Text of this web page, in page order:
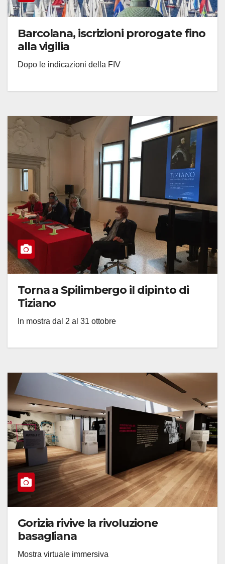
Barcolana, iscrizioni prorogate fino
alla vigilia
Dopo le indicazioni della FIV
Torna a Spilimbergo il dipinto di
Tiziano
In mostra dal 2 al 31 ottobre
Gorizia rivive la rivoluzione
basagliana
Mostra virtuale immersiva